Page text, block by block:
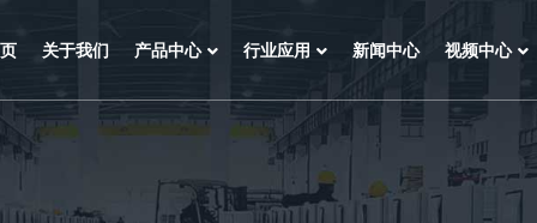
关于我们 产品中心 行业应用 新闻中心 视频中心